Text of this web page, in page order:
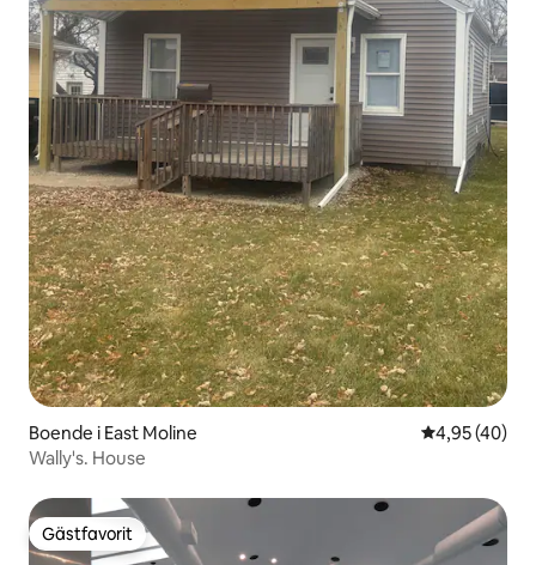
Boende i East Moline 4,95 av 5 i
4,95 (40)
Wally's. House
Gästfavorit
Gästfavorit